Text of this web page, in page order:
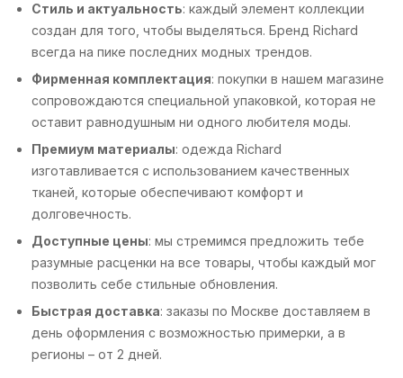
Стиль и актуальность: каждый элемент коллекции
создан для того, чтобы выделяться. Бренд Richard
всегда на пике последних модных трендов.
Фирменная комплектация: покупки в нашем магазине
сопровождаются специальной упаковкой, которая не
оставит равнодушным ни одного любителя моды.
Премиум материалы: одежда Richard
изготавливается с использованием качественных
тканей, которые обеспечивают комфорт и
долговечность.
Доступные цены: мы стремимся предложить тебе
разумные расценки на все товары, чтобы каждый мог
позволить себе стильные обновления.
Быстрая доставка: заказы по Москве доставляем в
день оформления с возможностью примерки, а в
регионы – от 2 дней.